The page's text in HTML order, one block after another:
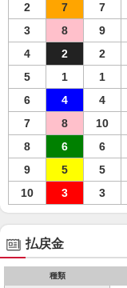
2
7 7
3
8 9
4
2 2
5
1 1
6
4 4
7
8 10
8
6 6
9
5 5
10
3 3
払戻金
種類